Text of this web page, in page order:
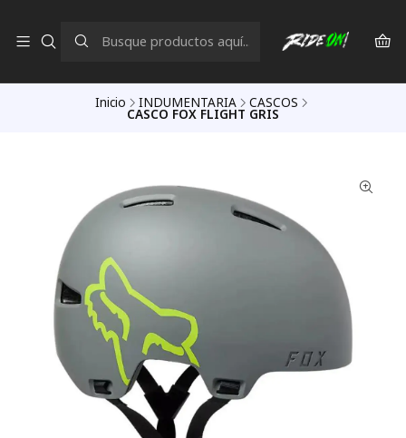
Inicio INDUMENTARIA CASCOS
CASCO FOX FLIGHT GRIS